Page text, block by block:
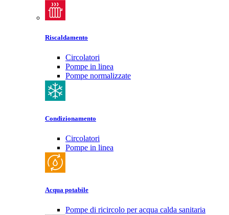
Riscaldamento
Circolatori
Pompe in linea
Pompe normalizzate
Condizionamento
Circolatori
Pompe in linea
Acqua potabile
Pompe di ricircolo per acqua calda sanitaria